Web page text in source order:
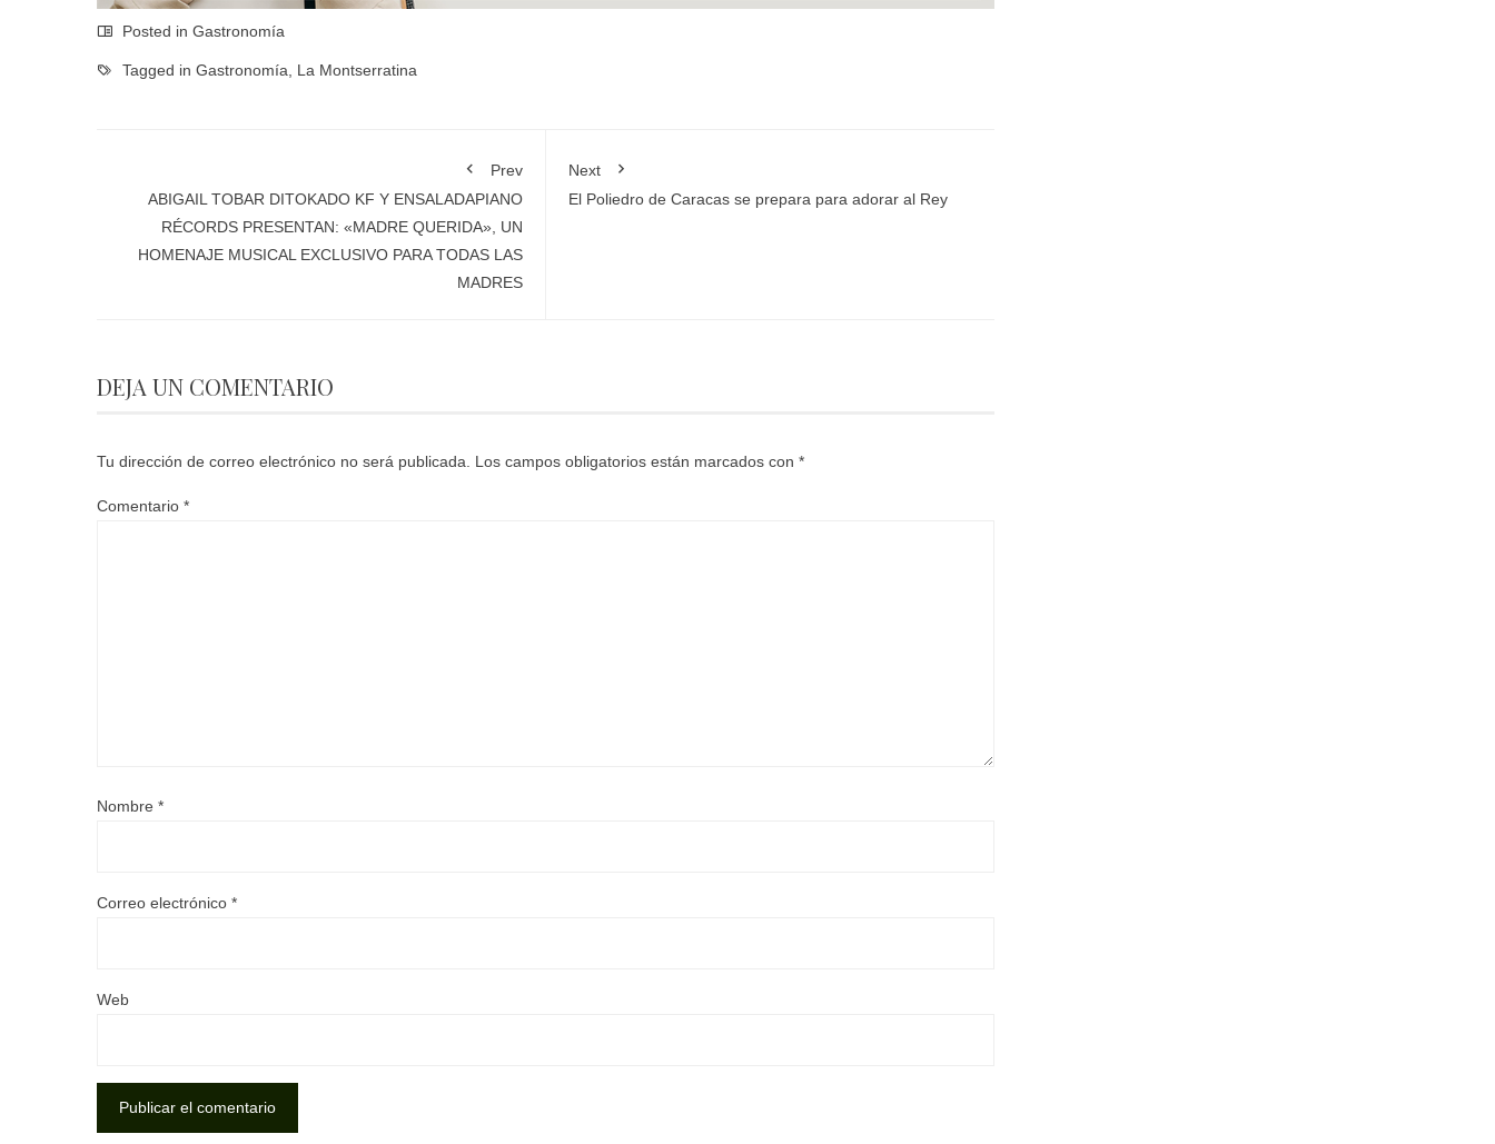
Posted in Gastronomía
Tagged in Gastronomía La Montserratina
Prev
ABIGAIL TOBAR DITOKADO KF Y ENSALADAPIANO
RÉCORDS PRESENTAN: «MADRE QUERIDA», UN
HOMENAJE MUSICAL EXCLUSIVO PARA TODAS LAS
MADRES
Next
El Poliedro de Caracas se prepara para adorar al Rey
DEJA UN COMENTARIO
Tu dirección de correo electrónico no será publicada. Los campos obligatorios están marcados con *
Comentario *
Nombre *
Correo electrónico *
Web